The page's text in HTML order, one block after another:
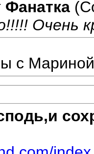
Фанатка
Очень
с Мариной